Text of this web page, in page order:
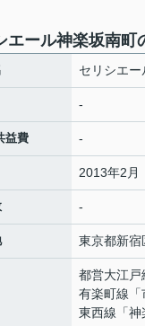
エール神楽坂南町
セリシエ
-
益費 -
2013年2月
-
東京都新宿
都営大江戸
有楽町線 「
東西線 「神